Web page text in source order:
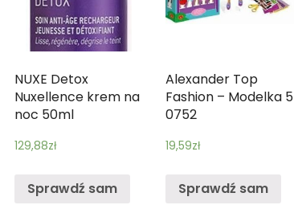
NUXE Detox
Nuxellence krem na
noc 50ml
129,88zł
Sprawdź sam
Alexander Top
Fashion – Modelka 5
0752
19,59zł
Sprawdź sam